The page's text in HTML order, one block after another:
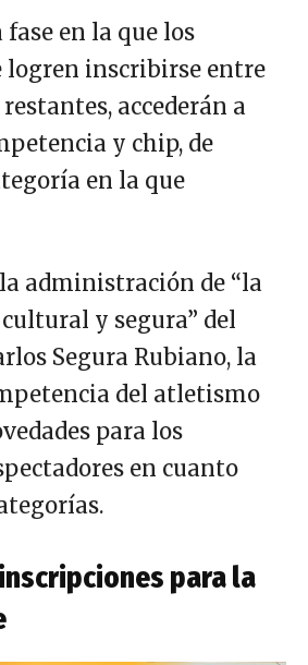
fase en la que los
logren inscribirse entre
accederán a
y chip, de
en la que
administración de “la
cultural y segura” del
Segura Rubiano, la
del atletismo
para los
en cuanto
para la